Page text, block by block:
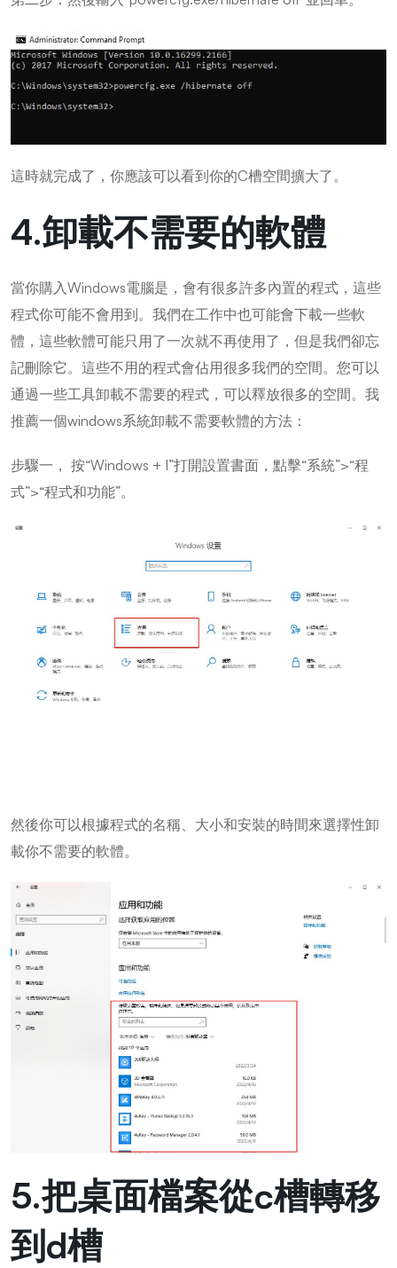
這時就完成了，你應該可以看到你的C槽空間擴大了。
4.卸載不需要的軟體
當你購入Windows電腦是，會有很多許多內置的程式，這些
程式你可能不會用到。我們在工作中也可能會下載一些軟
體，這些軟體可能只用了一次就不再使用了，但是我們卻忘
記刪除它。這些不用的程式會佔用很多我們的空間。您可以
通過一些工具卸載不需要的程式，可以釋放很多的空間。我
推薦一個windows系統卸載不需要軟體的方法：
步驟一， 按“Windows + I”打開設置書面，點擊“系統”>“程
式”>“程式和功能”。
然後你可以根據程式的名稱、大小和安裝的時間來選擇性卸
載你不需要的軟體。
5.把桌面檔案從c槽轉移
到d槽